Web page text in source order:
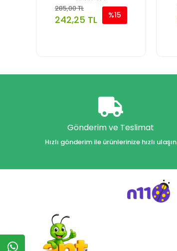
285,00 TL
242,25 TL %15
Gönderim ve Teslimat
Hızlı gönderim ile ürünlerinize hızlı ulaşın